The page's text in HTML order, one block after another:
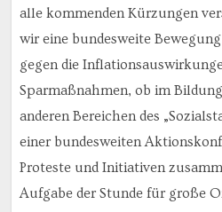
alle kommenden Kürzungen
wir eine bundesweite
gegen die
Sparmaßnahmen, ob im
anderen Bereichen des
einer bundesweiten
Proteste und Initiativen
Aufgabe der Stunde für große